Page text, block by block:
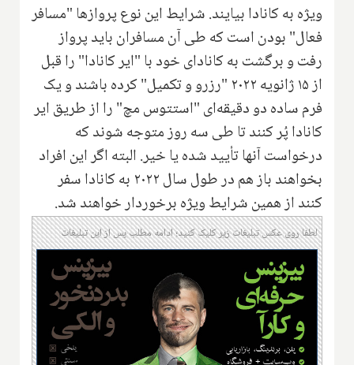
ویژه به کانادا بیایند. شرایط این نوع پروازها "مسافر
فعال" بودن است که طی آن مسافران باید پرواز
رفت و برگشت به کانادای خود با "ایر کانادا" را قبل
از ۱۵ ژانویه ۲۰۲۲ "رزرو و تکمیل" کرده باشند و یک
فرم ساده دو دقیقه‌ای "استتوس مچ" را از طریق ایر
کانادا پُر کنند تا طی سه روز متوجه شوند که
درخواست آنها تأیید شده یا خیر. البته اگر این افراد
بخواهند باز هم در طول سال ۲۰۲۲ به کانادا سفر
کنند از همین شرایط ویژه برخوردار خواهند شد.
لطفا روی عکس تبلیغات زیر کلیک کنید؛ ادامه مطلب پس از این تبلیغات